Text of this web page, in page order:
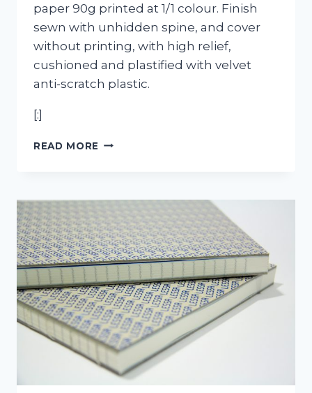
paper 90g printed at 1/1 colour. Finish
sewn with unhidden spine, and cover
without printing, with high relief,
cushioned and plastified with velvet
anti-scratch plastic.
[:]
READ MORE [:PT]AGENDA
2016[:]